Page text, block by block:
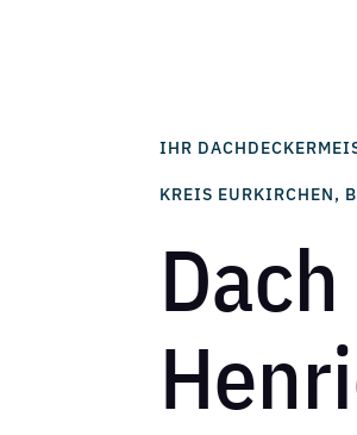
IHR
KREIS EURKIRCHEN,